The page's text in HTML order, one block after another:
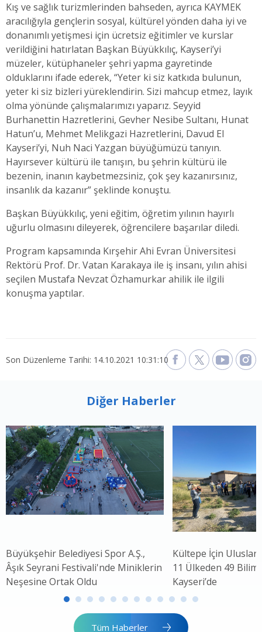
Kış ve sağlık turizmlerinden bahseden, ayrıca KAYMEK
aracılığıyla gençlerin sosyal, kültürel yönden daha iyi ve
donanımlı yetişmesi için ücretsiz eğitimler ve kurslar
verildiğini hatırlatan Başkan Büyükkılıç, Kayseri’yi
müzeler, kütüphaneler şehri yapma gayretinde
olduklarını ifade ederek, “Yeter ki siz katkıda bulunun,
yeter ki siz bizleri yüreklendirin. Sizi mahcup etmez, layık
olma yönünde çalışmalarımızı yaparız. Seyyid
Burhanettin Hazretlerini, Gevher Nesibe Sultanı, Hunat
Hatun’u, Mehmet Melikgazi Hazretlerini, Davud El
Kayseri’yi, Nuh Naci Yazgan büyüğümüzü tanıyın.
Hayırsever kültürü ile tanışın, bu şehrin kültürü ile
bezenin, inanın kaybetmezsiniz, çok şey kazanırsınız,
insanlık da kazanır” şeklinde konuştu.
Başkan Büyükkılıç, yeni eğitim, öğretim yılının hayırlı
uğurlu olmasını dileyerek, öğrencilere başarılar diledi.
Program kapsamında Kırşehir Ahi Evran Üniversitesi
Rektörü Prof. Dr. Vatan Karakaya ile iş insanı, yılın ahisi
seçilen Mustafa Nevzat Özhamurkar ahilik ile ilgili
konuşma yaptılar.
Son Düzenleme Tarihi: 14.10.2021 10:31:10
Diğer Haberler
Büyükşehir Belediyesi Spor A.Ş.,
Âşık Seyrani Festivali'nde Miniklerin
Neşesine Ortak Oldu
Kültepe İçin
11 Ülkeden 49 Bilim
Kayseri’de
Tüm Haberler